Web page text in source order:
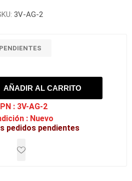
3V-AG-2
PENDIENTES
AÑADIR AL CARRITO
: 3V-AG-2
: Nuevo
pedidos pendientes